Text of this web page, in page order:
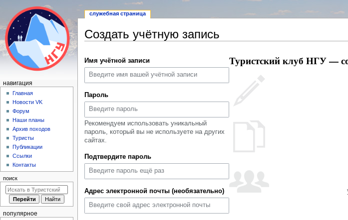
Создать учётную запись
к
навигации
к
поиску
Имя учётной записи
Пароль
Рекомендуем использовать уникальный
пароль, который вы не используете на других
сайтах.
Подтвердите пароль
Адрес электронной почты (необязательно)
Туристский клуб НГУ —
Н
я
служебная страница
навигация
Главная
Новости VK
Форум
Наши планы
Архив походов
Туристы
Публикации
Ссылки
Контакты
поиск
популярное